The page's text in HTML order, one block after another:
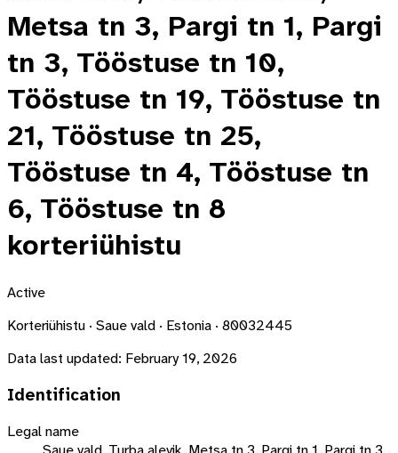
Metsa tn 3, Pargi tn 1, Pargi
tn 3, Tööstuse tn 10,
Tööstuse tn 19, Tööstuse tn
21, Tööstuse tn 25,
Tööstuse tn 4, Tööstuse tn
6, Tööstuse tn 8
korteriühistu
Active
Korteriühistu · Saue vald · Estonia · 80032445
Data last updated: February 19, 2026
Identification
Legal name